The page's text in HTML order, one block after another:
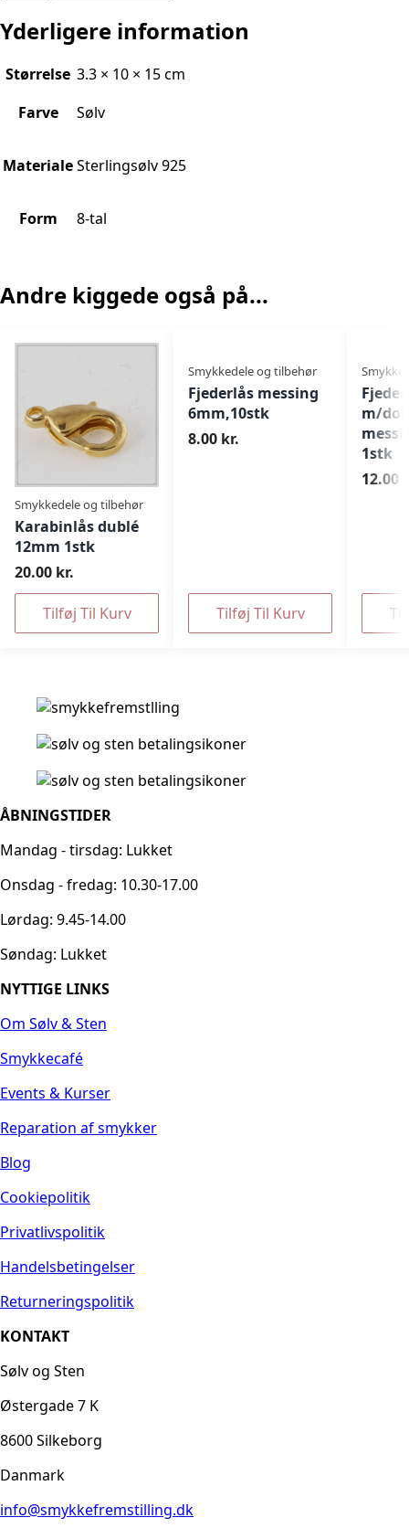
Yderligere information
Størrelse 3.3 × 10 × 15 cm
Farve
Sølv
MaterialeSterlingsølv 925
Form 8-tal
Andre kiggede også på...
Smykkedele og tilbehør
Karabinlås dublé
12mm 1stk
20.00 kr.
Tilføj Til Kurv
Smykkedele og tilbehør
Fjederlås messing
6mm,10stk
8.00 kr.
Tilføj Til Kurv
m/
1stk
12.00
ÅBNINGSTIDER
Mandag - tirsdag: Lukket
Onsdag - fredag: 10.30-17.00
Lørdag: 9.45-14.00
Søndag: Lukket
NYTTIGE LINKS
Om Sølv & Sten
Smykkecafé
Events & Kurser
Reparation af smykker
Blog
Cookiepolitik
Privatlivspolitik
Handelsbetingelser
Returneringspolitik
KONTAKT
Sølv og Sten
Østergade 7 K
8600 Silkeborg
Danmark
info@smykkefremstilling.dk